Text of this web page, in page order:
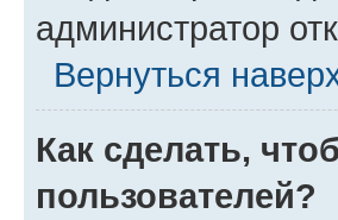
администратор
Вернуться
Как сделать,
пользователей?